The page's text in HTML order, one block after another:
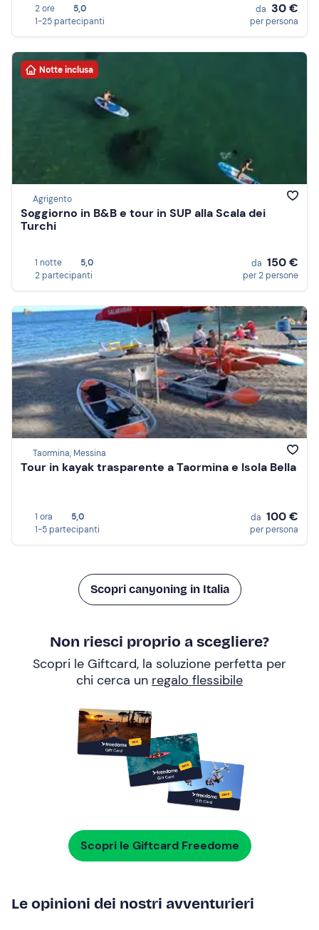
2 ore
5,0
1-25 partecipanti
da 30 €
per persona
Notte inclusa
Agrigento
Soggiorno in B&B e tour in SUP alla Scala dei
Turchi
1 notte
5,0
2 partecipanti
da 150 €
per 2 persone
Taormina, Messina
Tour in kayak trasparente a Taormina e Isola Bella
1 ora
5,0
1-5 partecipanti
da 100 €
per persona
Scopri canyoning in Italia
Non riesci proprio a scegliere?
Scopri le Giftcard, la soluzione perfetta per
chi cerca un regalo flessibile
Scopri le Giftcard Freedome
Le opinioni dei nostri avventurieri